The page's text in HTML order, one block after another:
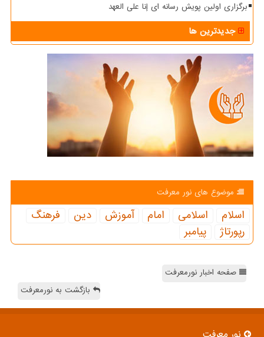
برگزاری اولین پویش رسانه ای إنا علی العهد
جدیدترین ها
موضوع های نور معرفت
اسلام اسلامی امام آموزش دین
فرهنگ
رپورتاژ
پیامبر
صفحه اخبار نورمعرفت
بازگشت به نورمعرفت